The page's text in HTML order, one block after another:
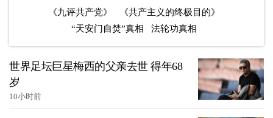
《九评共产党》
《共产主义的终极目的》
“天安门自焚”真相
法轮功真相
世界足坛巨星梅西的父亲去世 得年68
岁
10小时前